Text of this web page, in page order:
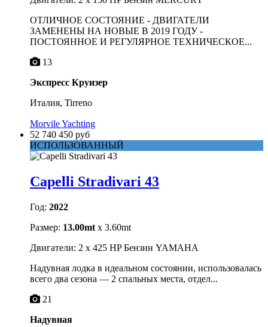
ОТЛИЧНОЕ СОСТОЯНИЕ - ДВИГАТЕЛИ
ЗАМЕНЕНЫ НА НОВЫЕ В 2019 ГОДУ -
ПОСТОЯННОЕ И РЕГУЛЯРНОЕ ТЕХНИЧЕСКОЕ...
13
Экспресс Круизер
Италия, Tirreno
Morvile Yachting
52 740 450 руб
ИСПОЛЬЗОВАННЫЙ
Capelli Stradivari 43
Год: 2022
Размер: 13.00mt x 3.60mt
Двигатели: 2 x 425 HP Бензин YAMAHA
Надувная лодка в идеальном состоянии, использовалась
всего два сезона — 2 спальных места, отдел...
21
Надувная